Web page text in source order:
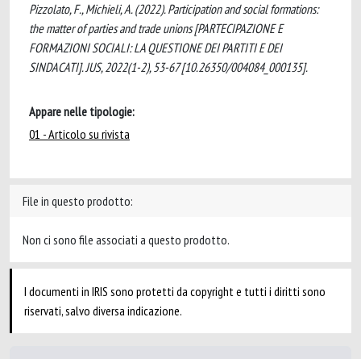
Pizzolato, F., Michieli, A. (2022). Participation and social formations:
the matter of parties and trade unions [PARTECIPAZIONE E
FORMAZIONI SOCIALI: LA QUESTIONE DEI PARTITI E DEI
SINDACATI]. JUS, 2022(1-2), 53-67 [10.26350/004084_000135].
Appare nelle tipologie:
01 - Articolo su rivista
File in questo prodotto:
Non ci sono file associati a questo prodotto.
I documenti in IRIS sono protetti da copyright e tutti i diritti sono
riservati, salvo diversa indicazione.